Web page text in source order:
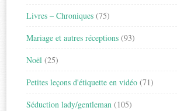
Livres – Chroniques (75)
Mariage et autres réceptions (93)
Noël (25)
Petites leçons d'étiquette en vidéo (71)
Séduction lady/gentleman (105)